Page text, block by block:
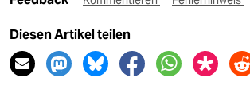
Diesen Artikel teilen